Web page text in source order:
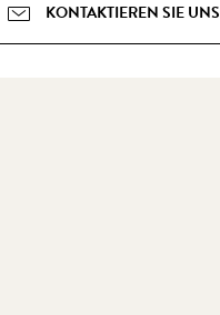
KONTAKTIEREN SIE UNS